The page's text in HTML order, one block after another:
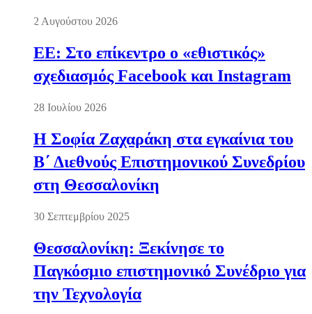
2 Αυγούστου 2026
ΕΕ: Στο επίκεντρο ο «εθιστικός»
σχεδιασμός Facebook και Instagram
28 Ιουλίου 2026
Η Σοφία Ζαχαράκη στα εγκαίνια του
Β΄ Διεθνούς Επιστημονικού Συνεδρίου
στη Θεσσαλονίκη
30 Σεπτεμβρίου 2025
Θεσσαλονίκη: Ξεκίνησε το
Παγκόσμιο επιστημονικό Συνέδριο για
την Τεχνολογία